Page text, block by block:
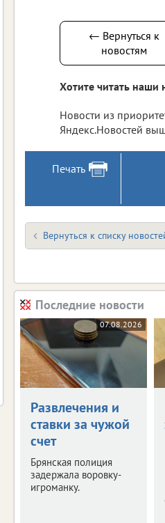
← Вернуться к
новостям
Хотите читать наши
Новости из
Яндекс.Новостей
Печать
Вернуться к списку
Последние новости
07.08.2026
Развлечения и
ставки за чужой
счет
Брянская полиция
задержала воровку-
игроманку.